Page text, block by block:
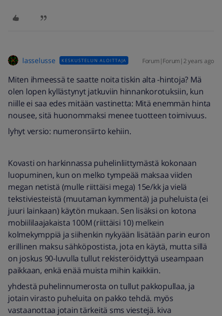
lasselusse KESKUSTELUN ALOITTAJA Forum|Forum|2 years ago
Miten ihmeessä te saatte noita tiskin alta -hintoja? Mä
olen lopen kyllästynyt jatkuviin hinnankorotuksiin, kun
niille ei saa edes mitään vastinetta: Mitä enemmän hinta
nousee, sitä huonommaksi menee tuotteen toimivuus.
lyhyt versio: numeronsiirto kehiin.
Kovasti on harkinnassa puhelinliittymästä kokonaan
luopuminen, kun on melko tympeää maksaa viiden
megan netistä (mulle riittäisi mega) 15e/kk ja vielä
tekstiviesteistä (muutaman kymmentä) ja puheluista (ei
juuri lainkaan) käytön mukaan. Sen lisäksi on kotona
mobiililaajakaista 100M (riittäisi 10) melkein
kolmekymppiä ja siihenkin nykyään lisätään parin euron
erillinen maksu sähköpostista, jota en käytä, mutta sillä
on joskus 90-luvulla tullut rekisteröidyttyä useampaan
paikkaan, enkä enää muista mihin kaikkiin.
yhdestä puhelinnumerosta on tullut pakkopullaa, ja
jotain virasto puheluita on pakko tehdä. myös
vastaanottaa jotain tärkeitä sms viestejä. kiva